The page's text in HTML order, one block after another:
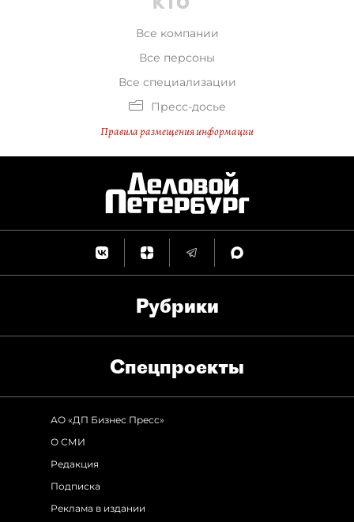
Все компании
Все персоны
Все специализации
Пресс-досье
Правила размещения информации
Рубрики
Спец­проекты
АО «ДП Бизнес Пресс»
О СМИ
Редакция
Подписка
Реклама в издании